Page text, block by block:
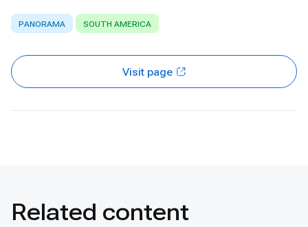
PANORAMA SOUTH AMERICA
Visit page
Related content